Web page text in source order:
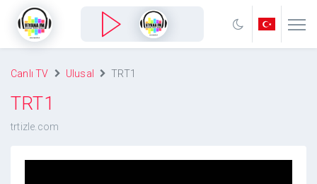
Canlı TV Ulusal TRT1
TRT1
trtizle.com